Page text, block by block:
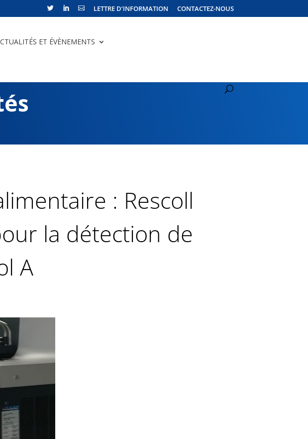
   LETTRE D’INFORMATION CONTACTEZ-NOUS
ET ÉVÈNEMENTS
: Rescoll
la détection de
A